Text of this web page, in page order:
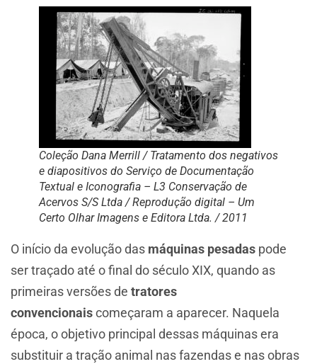
Coleção Dana Merrill / Tratamento dos negativos
e diapositivos do Serviço de Documentação
Textual e Iconografia – L3 Conservação de
Acervos S/S Ltda / Reprodução digital – Um
Certo Olhar Imagens e Editora Ltda. / 2011
O início da evolução das máquinas pesadas pode
ser traçado até o final do século XIX, quando as
primeiras versões de tratores
convencionaiscomeçaram a aparecer. Naquela
época, o objetivo principal dessas máquinas era
substituir a tração animal nas fazendas e nas obras